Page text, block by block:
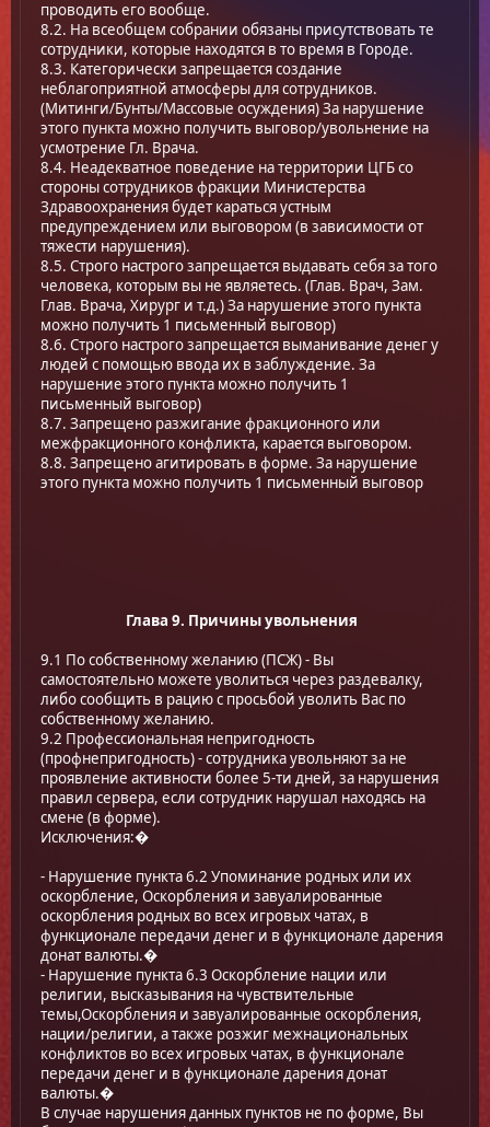
проводить его вообще.
8.2. На всеобщем собрании обязаны присутствовать те
сотрудники, которые находятся в то время в Городе.
8.3. Категорически запрещается создание
неблагоприятной атмосферы для сотрудников.
(Митинги/Бунты/Массовые осуждения) За нарушение
этого пункта можно получить выговор/увольнение на
усмотрение Гл. Врача.
8.4. Неадекватное поведение на территории ЦГБ со
стороны сотрудников фракции Министерства
Здравоохранения будет караться устным
предупреждением или выговором (в зависимости от
тяжести нарушения).
8.5. Строго настрого запрещается выдавать себя за того
человека, которым вы не являетесь. (Глав. Врач, Зам.
Глав. Врача, Хирург и т.д.) За нарушение этого пункта
можно получить 1 письменный выговор)
8.6. Строго настрого запрещается выманивание денег у
людей с помощью ввода их в заблуждение. За
нарушение этого пункта можно получить 1
письменный выговор)
8.7. Запрещено разжигание фракционного или
межфракционного конфликта, карается выговором.
8.8. Запрещено агитировать в формe. За нарушение
этого пункта можно получить 1 письменный выговор
Глава 9. Причины увольнения
9.1 По собственному желанию (ПСЖ) - Вы
самостоятельно можете уволиться через раздевалку,
либо сообщить в рацию с просьбой уволить Вас по
собственному желанию.
9.2 Профессиональная непригодность
(профнепригодность) - сотрудника увольняют за не
проявление активности более 5-ти дней, за нарушения
правил сервера, если сотрудник нарушал находясь на
смене (в форме).
Исключения:�
- Нарушение пункта 6.2 Упоминание родных или их
оскорбление, Оскорбления и завуалированные
оскорбления родных во всех игровых чатах, в
функционале передачи денег и в функционале дарения
донат валюты.�
- Нарушение пункта 6.3 Оскорбление нации или
религии, высказывания на чувствительные
темы,Оскорбления и завуалированные оскорбления,
нации/религии, а также розжиг межнациональных
конфликтов во всех игровых чатах, в функционале
передачи денег и в функционале дарения донат
валюты.�
В случае нарушения данных пунктов не по форме, Вы